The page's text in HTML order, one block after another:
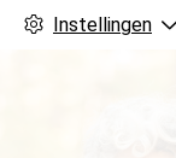
Instellingen